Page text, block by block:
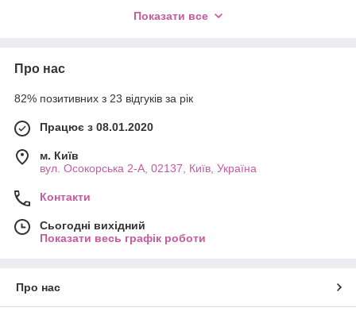
зовнішній вигляд.
Довіртеся нашим сухожаровим шафам, щоб забезпечити
сьогодні та насолоджуйтесь організованим та доглянутим
Показати все
Про нас
82% позитивних з 23 відгуків за рік
Працює з 08.01.2020
м. Київ
вул. Осокорська 2-А, 02137, Київ, Україна
Контакти
Сьогодні вихідний
Показати весь графік роботи
Про нас